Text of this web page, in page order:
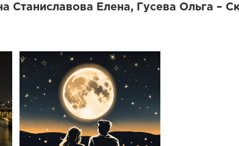
Станиславова Елена, Гусева Ольга –